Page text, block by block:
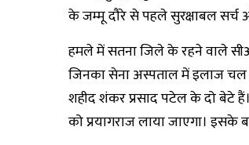
के जम्मू दौरे से पहले सुरक्षाबल सर्च
हमले में सतना जिले के रहने वाले
जिनका सेना अस्पताल में इलाज चल
शहीद शंकर प्रसाद पटेल के दो बेटे
को प्रयागराज लाया जाएगा।